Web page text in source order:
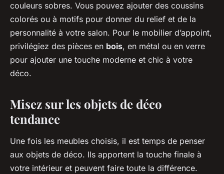
couleurs sobres. Vous pouvez ajouter des coussins
colorés ou à motifs pour donner du relief et de la
personnalité à votre salon. Pour le mobilier d’appoint,
privilégiez des pièces en bois, en métal ou en verre
pour ajouter une touche moderne et chic à votre
déco.
Misez sur les objets de déco
tendance
Une fois les meubles choisis, il est temps de penser
aux objets de déco. Ils apportent la touche finale à
votre intérieur et peuvent faire toute la différence.